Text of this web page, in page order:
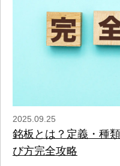
2025.09.25
銘板とは？定義・種
び方完全攻略